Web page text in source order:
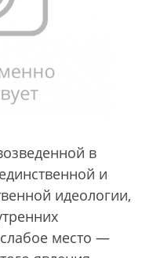
в
и
идеологии,
место —